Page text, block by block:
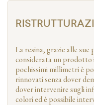
La resina, grazie alle
considerata un
pochissimi millimetri è
rinnovati senza dover
dover intervenire sugli
colori ed è possibile